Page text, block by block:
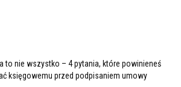
to nie wszystko – 4 pytania, które powinieneś
księgowemu przed podpisaniem umowy